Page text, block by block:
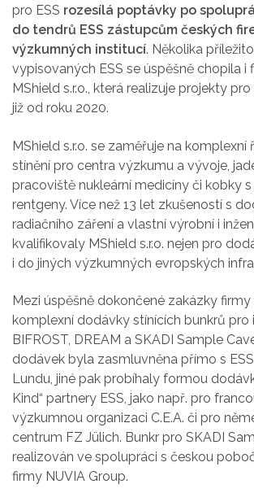
pro ESS rozesílá poptávky po
do tendrů ESS zástupcům českých
výzkumných institucí. Několika
vypisovaných ESS se úspěšně chopila i
MShield s.r.o., která realizuje projekty
již od roku 2020.
MShield s.r.o. se zaměřuje na komplexní
stínění pro centra výzkumu a vývoje,
pracoviště nukleární medicíny či kobky
rentgeny. Více než 13 let zkušeností s
radiačního záření a vlastní výrobní i
kvalifikovaly MShield s.r.o. nejen pro
i do jiných výzkumných evropských
Mezi úspěšně dokončené zakázky firmy
komplexní dodávky stínících bunkrů pro
BIFROST, DREAM a SKADI Sample
dodávek byla zasmluvněna přímo s
Lundu, jiné pak probíhaly formou
Kind“ partnery ESS, jako např. pro
výzkumnou organizaci C.E.A. či pro
centrum FZ Jülich. Bunkr pro SKADI
realizován ve spolupráci s českou
firmy NUVIA Group.